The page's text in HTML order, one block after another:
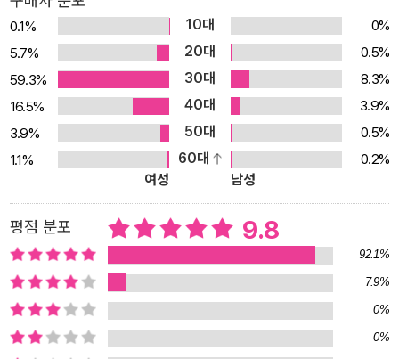
가지게 되는 것이지요. 자존감이 형성되는 유아기부터 밝고 긍정적인
생각을 하는 훈련이 필요합니다. 일부러 말과 행동을 밝고 긍정적으
로 하면 어느새 생각과 마음도 긍정적으로 바뀌게 됩니다. <나는 내
가 좋아요>는 매 장면마다 반복적으로 ‘~한 내가 좋아요.’라는 말이
등장합니다. 책을 읽으면서 아이들도 자연스럽게 그 말을 따라하고
되새기게 될 것입니다. 그러면서 아이들은 자신도 모르게 주문을 외
우듯 ‘~한 내가 좋아.’라고 생각합니다. 이러한 경험은 자신뿐 아니라
타인에 대해서도 긍정적으로 바라보는 시선을 길러 주며, 매사를 긍
정적으로 생각하며 행복하게 살아가는 토대가 될 것입니다. 노래 같
은 예쁜 글과 인형보다 사랑스런 아이의 모습이 담긴 그림책 <나는
내가 좋아요>는 각 장면마다 유아의 성장과 일상이 자연스럽게 담겨
있습니다. 또한 반복적인 표현과 의성어.의태어 등 운율감이 살아있
는 글 때문에 마치 한 곡의 동요와 같습니다. 책을 읽는 아이는 자신과
비슷한 행동을 하는 그림책 속 아이들의 모습에 공감하며 위안과 안
0.1% 10대
0%
5.7%
20대
0.5%
59.3%
30대
8.3%
16.5%
40대
3.9%
3.9%
50대
0.5%
1.1%
60대
0.2%
여성
남성
평점 분포 9.8
92.1%
7.9%
0%
0%